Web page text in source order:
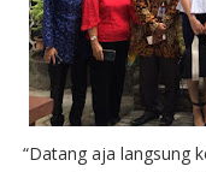
“Datang aja langsung